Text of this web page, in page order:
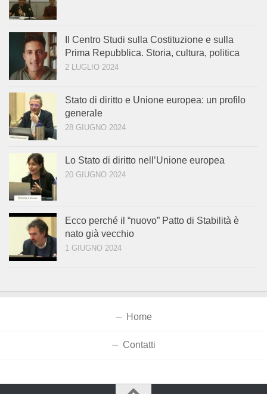
Il Centro Studi sulla Costituzione e sulla
Prima Repubblica. Storia, cultura, politica
2 LUGLIO 2024
Stato di diritto e Unione europea: un profilo
generale
28 GIUGNO 2024
Lo Stato di diritto nell’Unione europea
20 GIUGNO 2024
Ecco perché il “nuovo” Patto di Stabilità è
nato già vecchio
1 GIUGNO 2024
Home
Contatti